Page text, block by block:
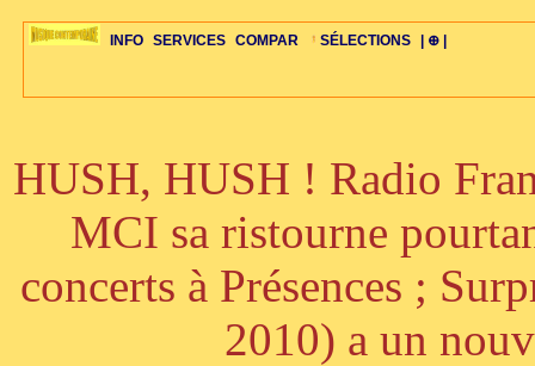
INFO
ÉDITORIAUX ACTUS-CONCERTS HISTOIRE PAYS STYLES-ÉCOLES
SERVICES
MAJ-LISTE ARCH-CONCERTS LIENS RADIOS VIDÉOS PLAN FAQS
COMPAR
SÉLECTION GUIDE-EXPRESS ŒUVRES BIOGRAPHIES PERSPECTIVE
SÉLECTIONS
SÉLECTION COMPOS-INTRO COMPO-INDIV ŒUVRES-INDIV
| ⊕ |
20ÈME PARAL 1001 CD TOP-REC BONUS-ROMANS BONUS-FILMS
CELLO-C
ALTO-C
VIOLON-C
PIANO-CONC GRAND-
HUSH, HUSH ! Radio
MCI sa ristourne
concerts à Présences ;
2010) a un